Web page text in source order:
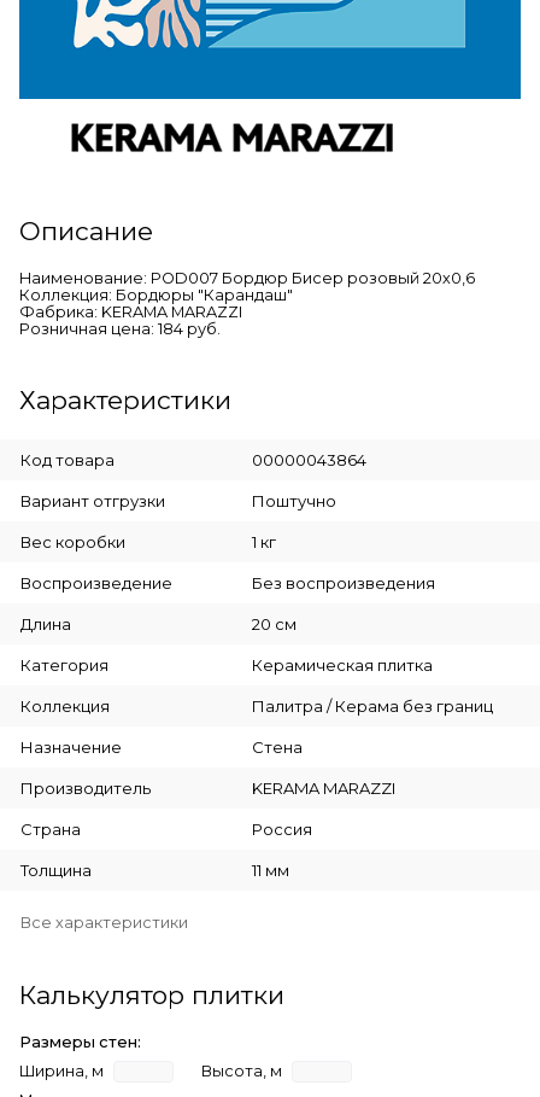
Описание
Наименование: POD007 Бордюр Бисер розовый 20х0,6
Коллекция: Бордюры "Карандаш"
Фабрика: KERAMA MARAZZI
Розничная цена: 184 руб.
Характеристики
Код товара 00000043864
Вариант отгрузки Поштучно
Вес коробки 1 кг
Воспроизведение Без воспроизведения
Длина 20 см
Категория Керамическая плитка
Коллекция Палитра / Керама без границ
Назначение Стена
Производитель KERAMA MARAZZI
Страна Россия
Толщина 11 мм
Все характеристики
Калькулятор плитки
Размеры стен:
Ширина, м
Высота, м